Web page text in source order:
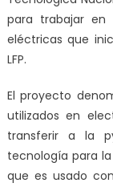
para trabajar en
eléctricas que
LFP.
El proyecto
utilizados en
transferir a la
tecnología para
que es usado